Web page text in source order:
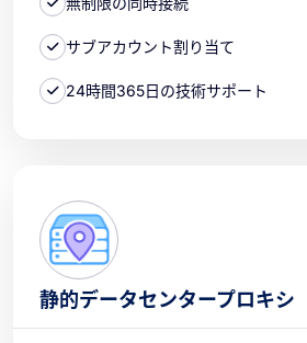
サブアカウント割り当て
24時間365日の技術サポート
静的データセンタープロキシ